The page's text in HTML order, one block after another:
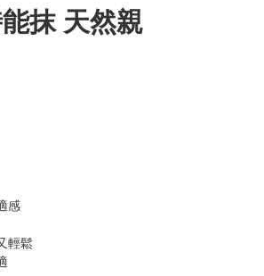
抹 天然親
感
輕鬆